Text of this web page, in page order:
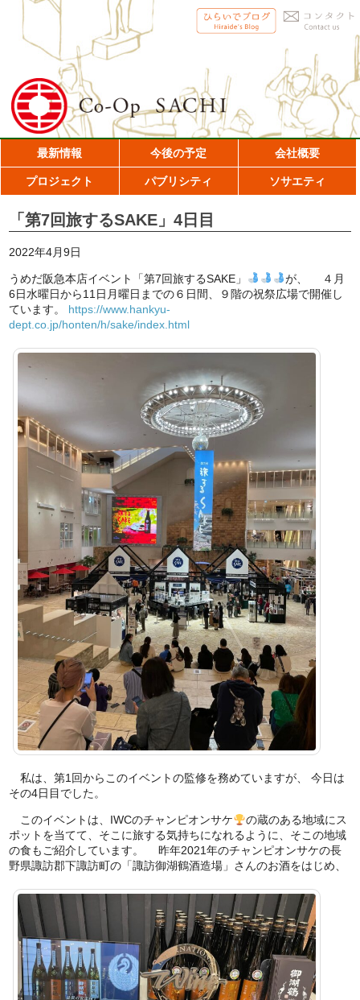
最新情報 今後の予定 会社概要
プロジェクト パブリシティ ソサエティ
「第7回旅するSAKE」4日目
2022年4月9日
うめだ阪急本店イベント「第7回旅するSAKE」
が、 ４月
6日水曜日から11日月曜日までの６日間、９階の祝祭広場で開催し
ています。 https://www.hankyu-
dept.co.jp/honten/h/sake/index.html
私は、第1回からこのイベントの監修を務めていますが、 今日は
その4日目でした。
このイベントは、IWCのチャンピオンサケ
の蔵のある地域にス
ポットを当てて、そこに旅する気持ちになれるように、そこの地域
の食もご紹介しています。 昨年2021年のチャンピオンサケの長
野県諏訪郡下諏訪町の「諏訪御湖鶴酒造場」さんのお酒をはじめ、